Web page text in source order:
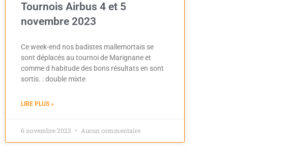
Tournois Airbus 4 et 5
novembre 2023
Ce week-end nos badistes mallemortais se
sont déplacés au tournoi de Marignane et
comme d habitude des bons résultats en sont
sortis. : double mixte
LIRE PLUS »
6 novembre 2023 Aucun commentaire